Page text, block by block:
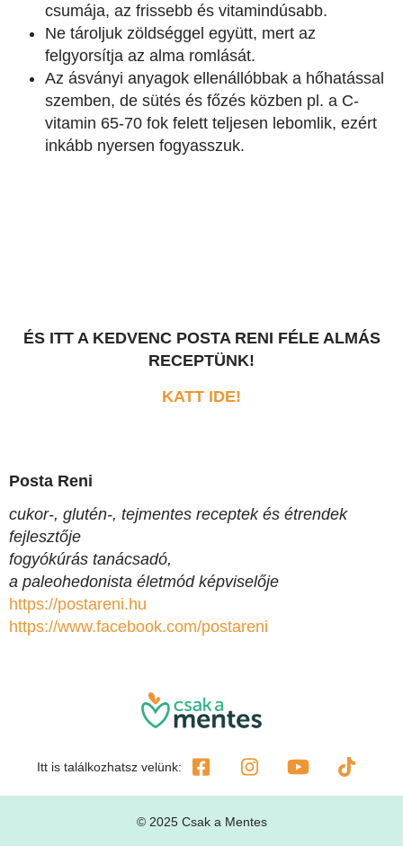
csumája, az frissebb és vitamindúsabb.
Ne tároljuk zöldséggel együtt, mert az
felgyorsítja az alma romlását.
Az ásványi anyagok ellenállóbbak a hőhatással
szemben, de sütés és főzés közben pl. a C-
vitamin 65-70 fok felett teljesen lebomlik, ezért
inkább nyersen fogyasszuk.
ÉS ITT A KEDVENC POSTA RENI FÉLE ALMÁS
RECEPTÜNK!
KATT IDE!
Posta Reni
cukor-, glutén-, tejmentes receptek és étrendek
fejlesztője
fogyókúrás tanácsadó,
a paleohedonista életmód képviselője
https://postareni.hu
https://www.facebook.com/postareni
Itt is találkozhatsz velünk:
© 2025 Csak a Mentes